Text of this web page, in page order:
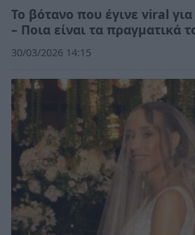
Το βότανο που έγινε viral
– Ποια είναι τα πραγματικά
30/03/2026 14:15